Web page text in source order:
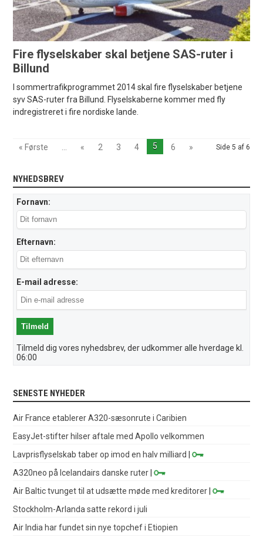
Fire flyselskaber skal betjene SAS-ruter i
Billund
I sommertrafikprogrammet 2014 skal fire flyselskaber betjene
syv SAS-ruter fra Billund. Flyselskaberne kommer med fly
indregistreret i fire nordiske lande.
Side 5 af 6
« Første « 2 3 4 5 6 »
NYHEDSBREV
Fornavn:
Efternavn:
E-mail adresse:
Tilmeld dig vores nyhedsbrev, der udkommer alle hverdage kl.
06:00
SENESTE NYHEDER
Air France etablerer A320-sæsonrute i Caribien
EasyJet-stifter hilser aftale med Apollo velkommen
Lavprisflyselskab taber op imod en halv milliard
|
A320neo på Icelandairs danske ruter |
Air Baltic tvunget til at udsætte møde med kreditorer |
Stockholm-Arlanda satte rekord i juli
Air India har fundet sin nye topchef i Etiopien